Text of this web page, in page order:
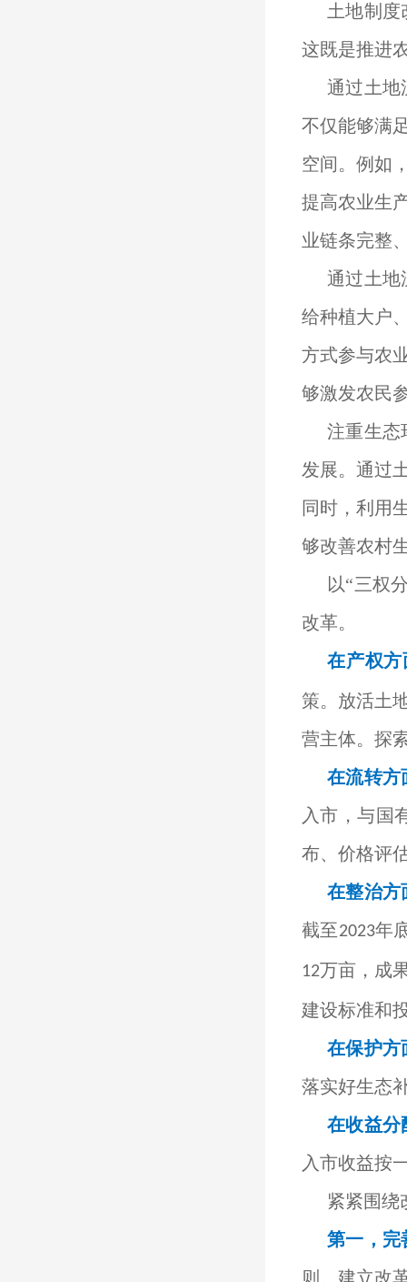
土地制
这既是推进
通过土地
不仅能够满
空间。例如
提高农业生
业链条完整
通过土地
给种植大户
方式参与农
够激发农民
注重生态
发展。通过
同时，利用
够改善农村
以“三权
改革。
在产权
策。放活土
营主体。探
在流转方
入市，与国
布、价格评
在整治方
截至2023年
12万亩，成
建设标准和
在保护方
落实好生态
在收益分
入市收益按
紧紧围绕
第一，完
则。建立改